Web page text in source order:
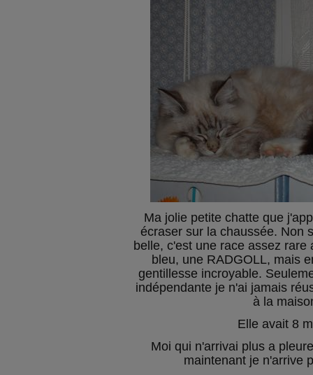
Ma jolie petite chatte que
écraser sur la chaussée. Non
belle, c'est une race assez
bleu, une RADGOLL, mais
gentillesse incroyable.
indépendante je n'ai jamais
à la
Elle avait 8
Moi qui n'arrivai plus a
maintenant je n'arrive